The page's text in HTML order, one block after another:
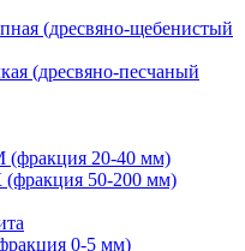
(дресвяно-щебенистый
(дресвяно-песчаный
20-40 мм)
50-200 мм)
0-5 мм)